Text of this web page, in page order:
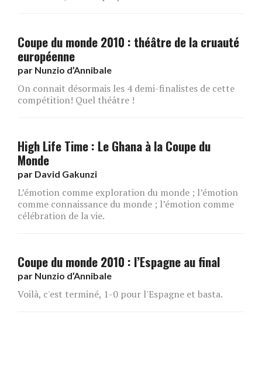
Coupe du monde 2010 : théâtre de la cruauté
européenne
par Nunzio d’Annibale
On connait désormais les 4 demi-finalistes de cette
compétition! Quel théâtre !
High Life Time : Le Ghana à la Coupe du
Monde
par David Gakunzi
L’émotion comme exploration du monde ; l’émotion
comme connaissance du monde ; l’émotion comme
célébration de la vie.
Coupe du monde 2010 : l’Espagne au final
par Nunzio d’Annibale
Voilà, c'est terminé, 1-0 pour l'Espagne et basta.